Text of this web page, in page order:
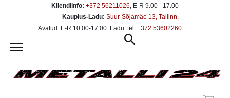
Kliendiinfo: +372 56211026, E-R 9.00 - 17.00
Kauplus-Ladu: Suur-Sõjamäe 13, Tallinn.
Avatud: E-R 10.00-17.00. Ladu: tel: +372 53602260